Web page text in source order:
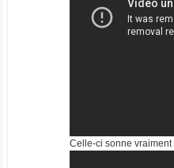
Celle-ci sonne